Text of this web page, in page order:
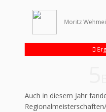
Moritz
Auch in diesem Jahr